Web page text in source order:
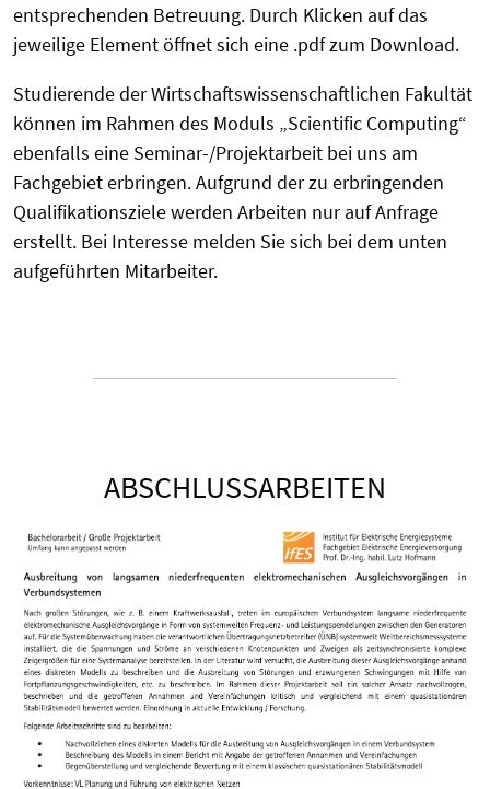
entsprechenden Betreuung. Durch Klicken auf das
jeweilige Element öffnet sich eine .pdf zum Download.
Studierende der Wirtschaftswissenschaftlichen Fakultät
können im Rahmen des Moduls „Scientific Computing“
ebenfalls eine Seminar-/Projektarbeit bei uns am
Fachgebiet erbringen. Aufgrund der zu erbringenden
Qualifikationsziele werden Arbeiten nur auf Anfrage
erstellt. Bei Interesse melden Sie sich bei dem unten
aufgeführten Mitarbeiter.
ABSCHLUSSARBEITEN